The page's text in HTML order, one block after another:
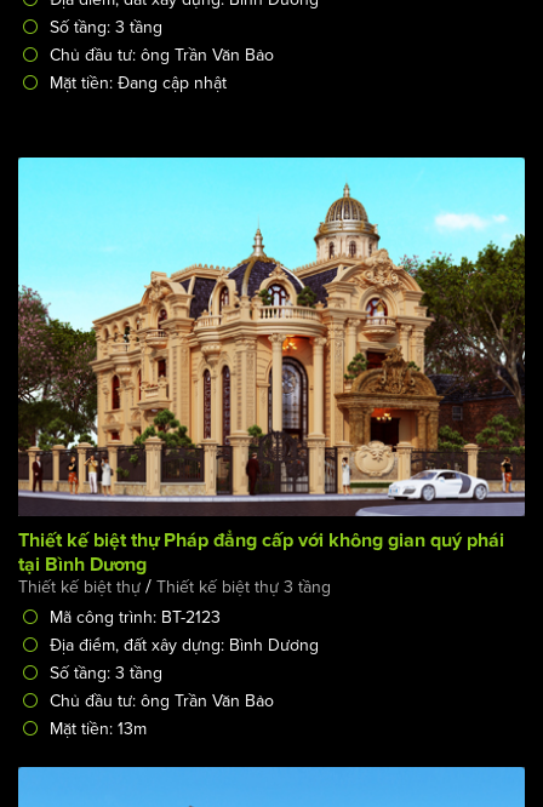
Số tầng: 3 tầng
Chủ đầu tư: ông Trần Văn Bảo
Mặt tiền: Đang cập nhật
Thiết kế biệt thự Pháp đẳng cấp với không gian quý phái
tại Bình Dương
Thiết kế biệt thự / Thiết kế biệt thự 3 tầng
Mã công trình: BT-2123
Địa điểm, đất xây dựng: Bình Dương
Số tầng: 3 tầng
Chủ đầu tư: ông Trần Văn Bảo
Mặt tiền: 13m